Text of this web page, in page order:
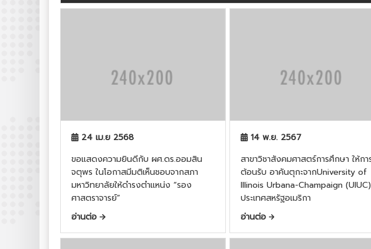
24 เม.ย 2568
ขอแสดงความยินดีกับ ผศ.ดร.ออมสิน
จตุพร ในโอกาสมีมติเห็นชอบจากสภา
มหาวิทยาลัยให้ดำรงตำแหน่ง “รอง
ศาสตราจารย์”
อ่านต่อ
14 พ.ย. 2567
สาขาวิชาสังคมศาสตร์การศึกษา ให้การ
ต้อนรับ อาคันตุกะจากUniversity of
Illinois Urbana-Champaign (UIUC)
ประเทศสหรัฐอเมริกา
อ่านต่อ